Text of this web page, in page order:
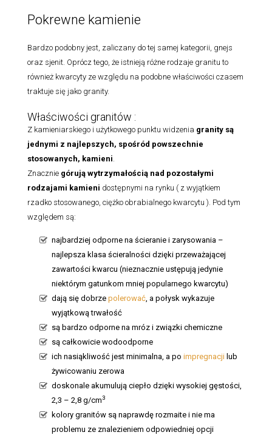
Pokrewne kamienie
Bardzo podobny jest, zaliczany do tej samej kategorii, gnejs
oraz sjenit. Oprócz tego, że istnieją różne rodzaje granitu to
również kwarcyty ze względu na podobne właściwości czasem
traktuje się jako granity.
Właściwości granitów :
Z kamieniarskiego i użytkowego punktu widzenia granity są
jednymi z najlepszych, spośród powszechnie
stosowanych, kamieni
Znacznie górują wytrzymałością nad pozostałymi
rodzajami kamieni dostępnymi na rynku ( z wyjątkiem
rzadko stosowanego, ciężko obrabialnego kwarcytu ). Pod tym
względem są:
najbardziej odporne na ścieranie i zarysowania –
najlepsza klasa ścieralności dzięki przeważającej
zawartości kwarcu (nieznacznie ustępują jedynie
niektórym gatunkom mniej popularnego kwarcytu)
dają się dobrze polerować , a połysk wykazuje
wyjątkową trwałość
są bardzo odporne na mróz i związki chemiczne
są całkowicie wodoodporne
ich nasiąkliwość jest minimalna, a po impregnacji lub
żywicowaniu zerowa
doskonale akumulują ciepło dzięki wysokiej gęstości,
2,3 – 2,8 g/cm3
kolory granitów są naprawdę rozmaite i nie ma
problemu ze znalezieniem odpowiedniej opcji